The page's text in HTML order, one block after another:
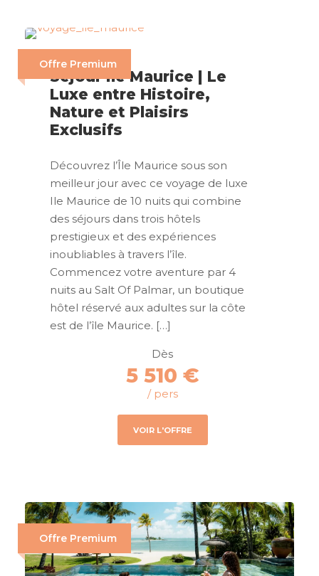
Offre Premium
Séjour Île Maurice | Le
Luxe entre Histoire,
Nature et Plaisirs
Exclusifs
Découvrez l’Île Maurice sous son
meilleur jour avec ce voyage de luxe
Ile Maurice de 10 nuits qui combine
des séjours dans trois hôtels
prestigieux et des expériences
inoubliables à travers l’île.
Commencez votre aventure par 4
nuits au Salt Of Palmar, un boutique
hôtel réservé aux adultes sur la côte
est de l’île Maurice. […]
Dès
5 510 €
/ pers
VOIR L'OFFRE
Offre Premium